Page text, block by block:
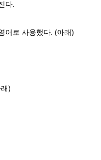
다.
어로 사용했다. (아래)
)